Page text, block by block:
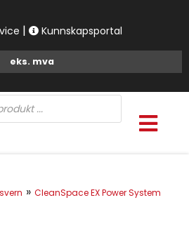
| Kunnskapsportal
» CleanSpace EX Power System